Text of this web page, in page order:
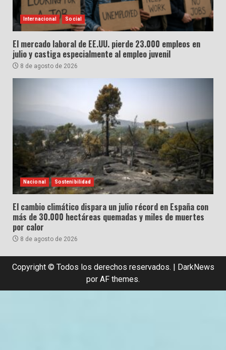
Internacional Social
El mercado laboral de EE.UU. pierde 23.000 empleos en
julio y castiga especialmente al empleo juvenil
8 de agosto de 2026
Nacional Sostenibilidad
El cambio climático dispara un julio récord en España con
más de 30.000 hectáreas quemadas y miles de muertes
por calor
8 de agosto de 2026
Copyright © Todos los derechos reservados. | DarkNews
por AF themes.